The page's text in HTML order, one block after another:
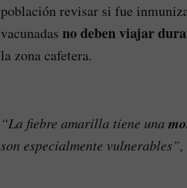
población revisar si fue
vacunadas no deben viajar
la zona cafetera.
“La fiebre amarilla tiene una
son especialmente